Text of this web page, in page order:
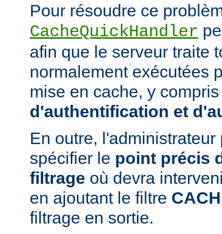
Pour résoudre ce
CacheQuickHandler
afin que le serveur traite
normalement exécutées
mise en cache, y
d'authentification et
En outre,
spécifier le point précis
filtrage où devra
en ajoutant le filtre
filtrage en sortie.